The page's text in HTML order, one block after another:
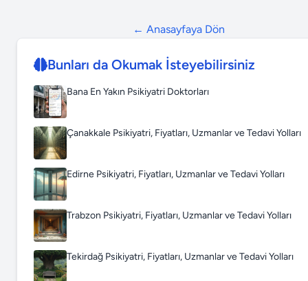
← Anasayfaya Dön
Bunları da Okumak İsteyebilirsiniz
Bana En Yakın Psikiyatri Doktorları
Çanakkale Psikiyatri, Fiyatları, Uzmanlar ve Tedavi Yolları
Edirne Psikiyatri, Fiyatları, Uzmanlar ve Tedavi Yolları
Trabzon Psikiyatri, Fiyatları, Uzmanlar ve Tedavi Yolları
Tekirdağ Psikiyatri, Fiyatları, Uzmanlar ve Tedavi Yolları